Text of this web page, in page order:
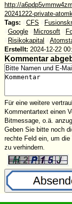
http://
20241222-private-
Tags:
CFS
Google Microsoft
Risikokapital
Erstellt: 2024-12-22
Kommentar
Für eine weitere
Kommentartext einen
Bitmessage, o.ä.
Geben Sie bitte noch
rechte Feld ein, um die
zu verhindern.